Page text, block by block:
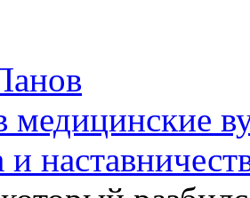
медицинские
и